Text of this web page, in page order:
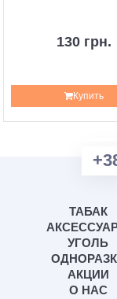
130 грн.
Купить
ТАБАК
УГОЛЬ
АКЦИИ
О НАС